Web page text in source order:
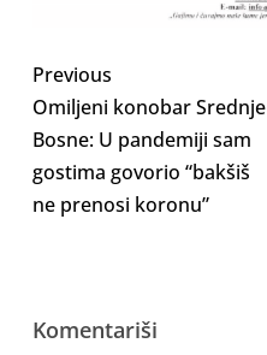
Previous
Omiljeni konobar Srednje
Bosne: U pandemiji sam
gostima govorio “bakšiš
ne prenosi koronu”
Komentariši